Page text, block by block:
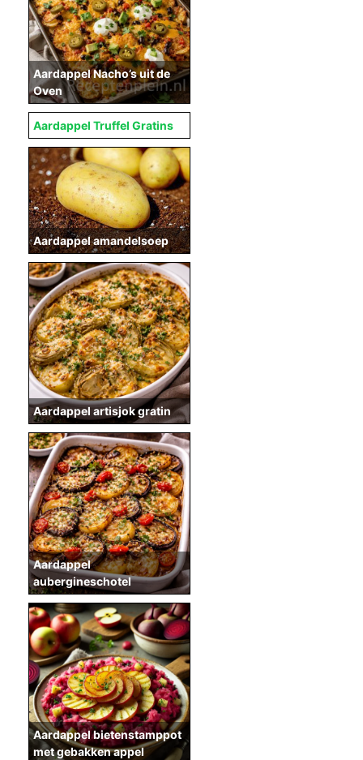
Aardappel amandelsoep
Aardappel artisjok gratin
Aardappel
aubergineschotel
Aardappel bietenstamppot
met gebakken appel
Aardappel Nacho’s uit de
Oven
Aardappel Truffel Gratins